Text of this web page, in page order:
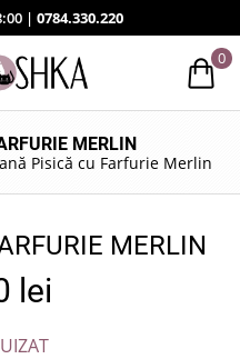
| 0784.330.220
0
MERLIN
Pisică cu Farfurie Merlin
MERLIN
lei